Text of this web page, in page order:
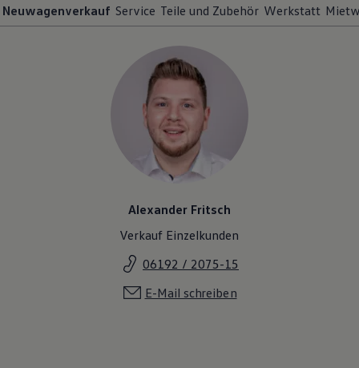
Neuwagenverkauf Service Teile und Zubehör Werkstatt
Alexander Fritsch
Verkauf Einzelkunden
06192 / 2075-15
E-Mail schreiben